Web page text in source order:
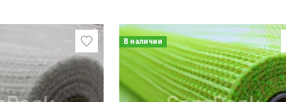
В наличии